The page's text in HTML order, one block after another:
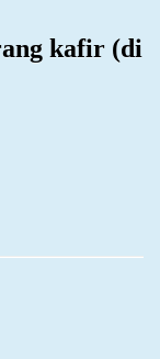
kafir (di